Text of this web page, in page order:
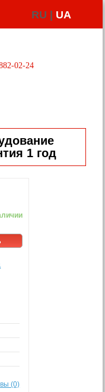
RU | UA
02-24
1 год
(0)